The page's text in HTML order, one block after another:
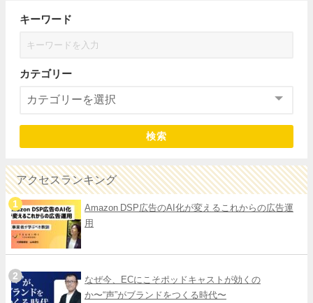
キーワード
カテゴリー
検索
アクセスランキング
Amazon DSP広告のAI化が変えるこれからの広告運
用
なぜ今、ECにこそポッドキャストが効くの
か〜“声”がブランドをつくる時代〜